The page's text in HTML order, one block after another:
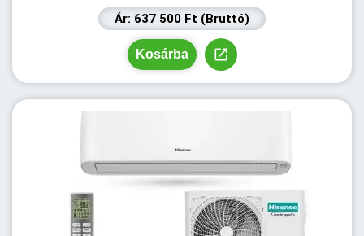
Ár: 637 500 Ft (Bruttó)
Kosárba